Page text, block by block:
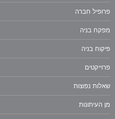
פרופיל חברה
מפקח בניה
פיקוח בניה
פרוייקטים
שאלות נפוצות
מן העיתונות